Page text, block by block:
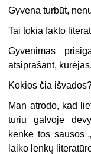
Gyvena turbūt,
Tai tokia fakto
Gyvenimas
atsiprašant, kūrėjas.
Kokios čia
Man atrodo, kad
turiu galvoje
kenkė tos sausos
laiko lenkų